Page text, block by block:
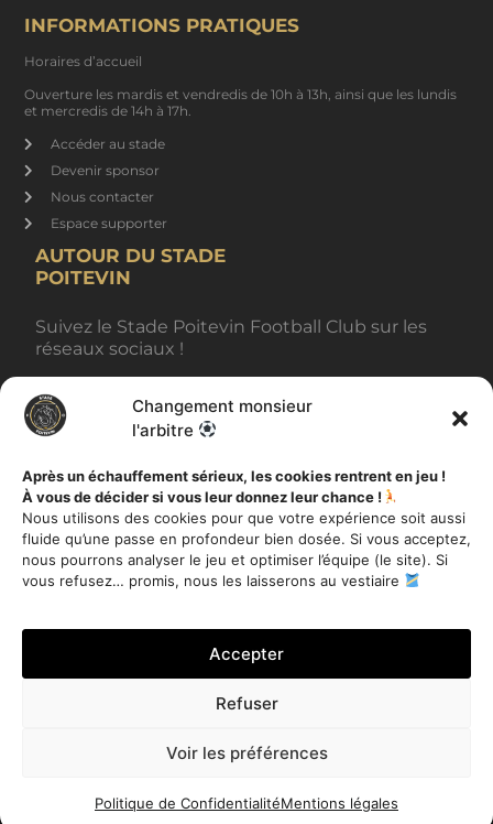
Changement monsieur
l'arbitre
Après un échauffement sérieux, les cookies rentrent en jeu !
À vous de décider si vous leur donnez leur chance !
Nous utilisons des cookies pour que votre expérience soit aussi
fluide qu’une passe en profondeur bien dosée. Si vous acceptez,
nous pourrons analyser le jeu et optimiser l’équipe (le site). Si
vous refusez… promis, nous les laisserons au vestiaire
Accepter
Refuser
Voir les préférences
Politique de ConfidentialitéMentions légales
INFORMATIONS PRATIQUES
Horaires d’accueil
Ouverture les mardis et vendredis de 10h à 13h, ainsi que les lundis
et mercredis de 14h à 17h.
Accéder au stade
Devenir sponsor
Nous contacter
Espace supporter
AUTOUR DU STADE
POITEVIN
Suivez le Stade Poitevin Football Club sur les
réseaux sociaux !
BILLETTERIE
AUTRES INFORMATIONS
Toutes les actualités
Mentions légales
Je m'inscris
Site réalisé parMiloctav